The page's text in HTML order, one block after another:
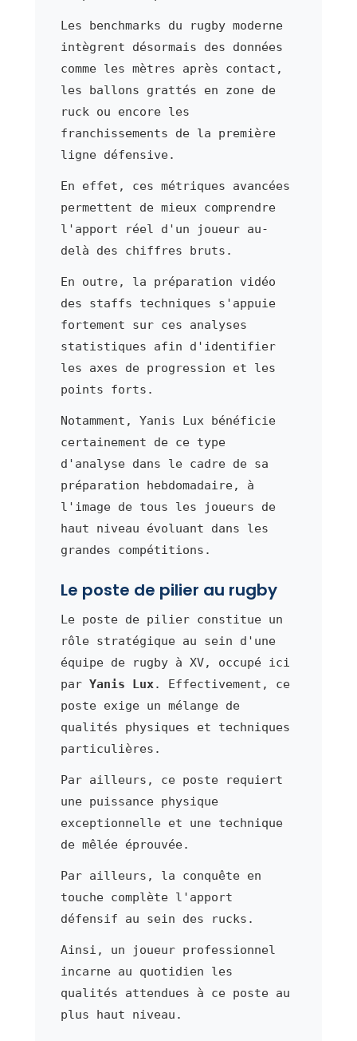
Les benchmarks du rugby moderne
intègrent désormais des données
comme les mètres après contact,
les ballons grattés en zone de
ruck ou encore les
franchissements de la première
ligne défensive.
En effet, ces métriques avancées
permettent de mieux comprendre
l'apport réel d'un joueur au-
delà des chiffres bruts.
En outre, la préparation vidéo
des staffs techniques s'appuie
fortement sur ces analyses
statistiques afin d'identifier
les axes de progression et les
points forts.
Notamment, Yanis Lux bénéficie
certainement de ce type
d'analyse dans le cadre de sa
préparation hebdomadaire, à
l'image de tous les joueurs de
haut niveau évoluant dans les
grandes compétitions.
Le poste de pilier au rugby
Le poste de pilier constitue un
rôle stratégique au sein d'une
équipe de rugby à XV, occupé ici
par Yanis Lux. Effectivement, ce
poste exige un mélange de
qualités physiques et techniques
particulières.
Par ailleurs, ce poste requiert
une puissance physique
exceptionnelle et une technique
de mêlée éprouvée.
Par ailleurs, la conquête en
touche complète l'apport
défensif au sein des rucks.
Ainsi, un joueur professionnel
incarne au quotidien les
qualités attendues à ce poste au
plus haut niveau.